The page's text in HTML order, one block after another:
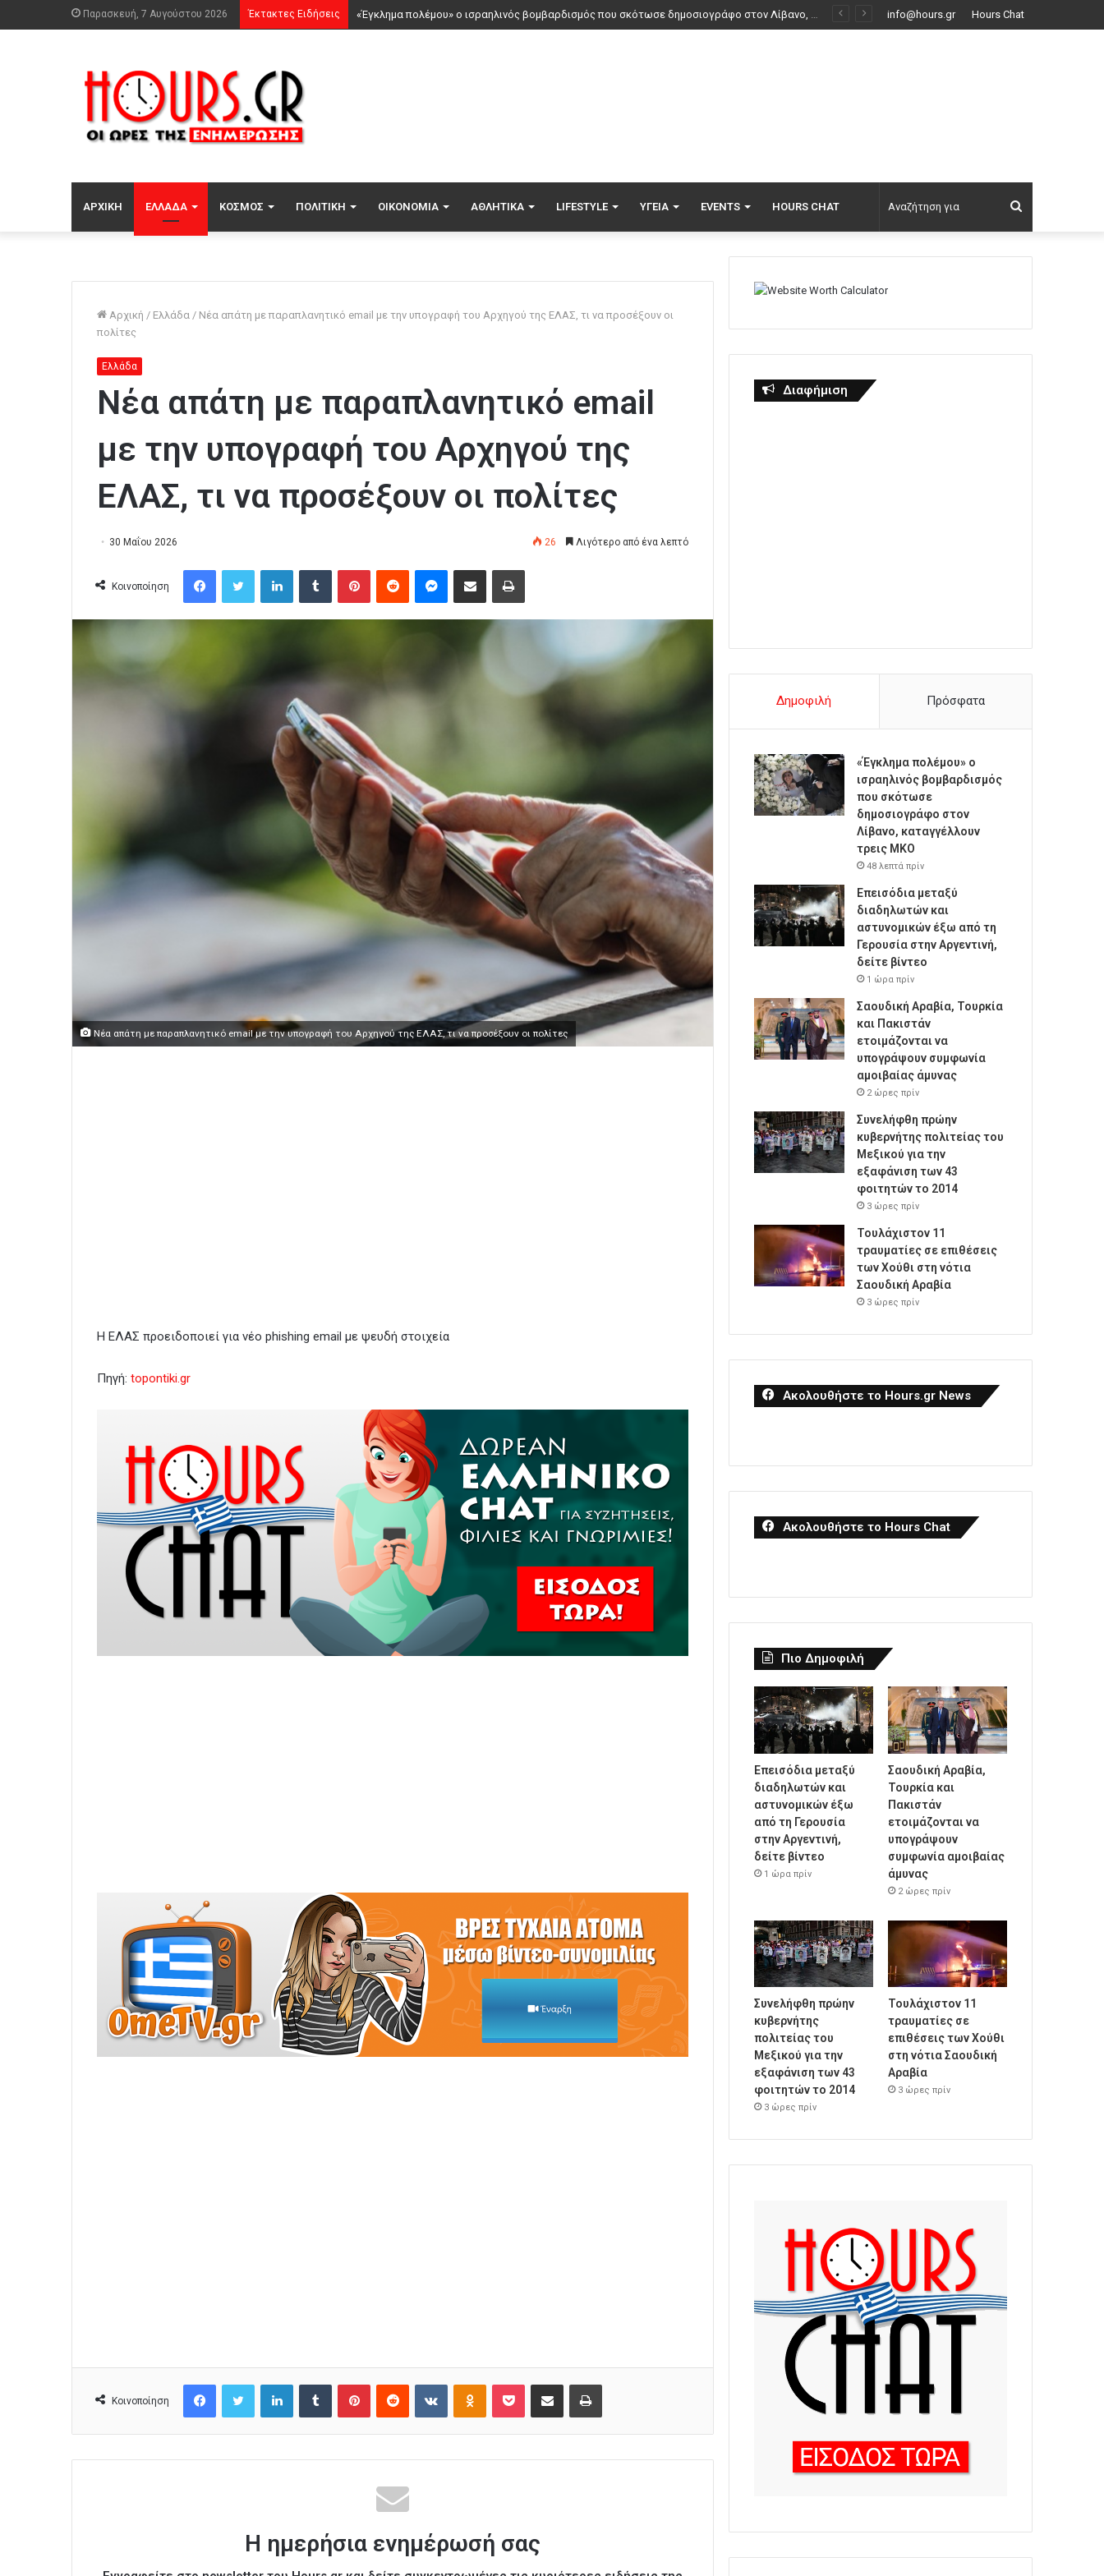
Παρασκευή, 7 Αυγούστου 2026 Έκτακτες Ειδήσεις Επεισόδια μεταξύ διαδηλωτών και αστυνομικών έξω από τη Γερουσία στην Αργεντινή, δείτε βίντεο info@hours.gr Hours Chat
ΑΡΧΙΚΉ ΕΛΛΆΔΑ ΚΌΣΜΟΣ ΠΟΛΙΤΙΚΉ ΟΙΚΟΝΟΜΊΑ ΑΘΛΗΤΙΚΆ LIFESTYLE ΥΓΕΊΑ EVENTS HOURS CHAT
για
Αρχική / Ελλάδα / Νέα απάτη με παραπλανητικό email με την υπογραφή του Αρχηγού της ΕΛΑΣ, τι να προσέξουν οι
πολίτες
Ελλάδα
Νέα απάτη με παραπλανητικό email
με την υπογραφή του Αρχηγού της
ΕΛΑΣ, τι να προσέξουν οι πολίτες
30 Μαΐου 2026 26 Λιγότερο από ένα λεπτό
Κοινοποίηση
Νέα απάτη με παραπλανητικό email με την υπογραφή του Αρχηγού της ΕΛΑΣ, τι να προσέξουν οι πολίτες
Η ΕΛΑΣ προειδοποιεί για νέο phishing email με ψευδή στοιχεία
Πηγή: topontiki.gr
Κοινοποίηση
Η ημερήσια ενημέρωσή σας
Διαφήμιση
Δημοφιλή Πρόσφατα
«Έγκλημα πολέμου» ο
ισραηλινός βομβαρδισμός
που σκότωσε
δημοσιογράφο στον
Λίβανο, καταγγέλλουν
τρεις ΜΚΟ
48 λεπτά πρίν
Επεισόδια μεταξύ
διαδηλωτών και
αστυνομικών έξω από τη
Γερουσία στην Αργεντινή,
δείτε βίντεο
1 ώρα πρίν
Σαουδική Αραβία, Τουρκία
και Πακιστάν
ετοιμάζονται να
υπογράψουν συμφωνία
αμοιβαίας άμυνας
2 ώρες πρίν
Συνελήφθη πρώην
κυβερνήτης πολιτείας του
Μεξικού για την
εξαφάνιση των 43
φοιτητών το 2014
3 ώρες πρίν
Τουλάχιστον 11
τραυματίες σε επιθέσεις
των Χούθι στη νότια
Σαουδική Αραβία
3 ώρες πρίν
Ακολουθήστε το Hours.gr News
Ακολουθήστε το Hours Chat
Πιο Δημοφιλή
Επεισόδια μεταξύ
διαδηλωτών και
αστυνομικών έξω
από τη Γερουσία
στην Αργεντινή,
δείτε βίντεο
1 ώρα πρίν
Σαουδική Αραβία,
Τουρκία και
Πακιστάν
ετοιμάζονται να
υπογράψουν
συμφωνία αμοιβαίας
άμυνας
2 ώρες πρίν
Συνελήφθη πρώην
κυβερνήτης
πολιτείας του
Μεξικού για την
εξαφάνιση των 43
φοιτητών το 2014
3 ώρες πρίν
Τουλάχιστον 11
τραυματίες σε
επιθέσεις των Χούθι
στη νότια Σαουδική
Αραβία
3 ώρες πρίν